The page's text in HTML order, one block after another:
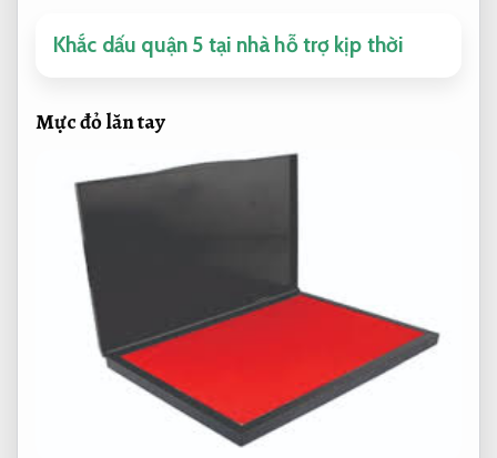
Khắc dấu quận 5 tại nhà hỗ trợ kịp thời
Mực đỏ lăn tay